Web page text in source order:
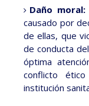
Daño moral:
causado por
de ellas, que
de conducta
óptima
conflicto
institución